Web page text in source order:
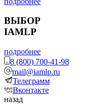
ВЫБОР
IAMLP
подробнее
8 (800) 700-41-98
mail@iamlp.ru
Телеграмм
Вконтакте
назад